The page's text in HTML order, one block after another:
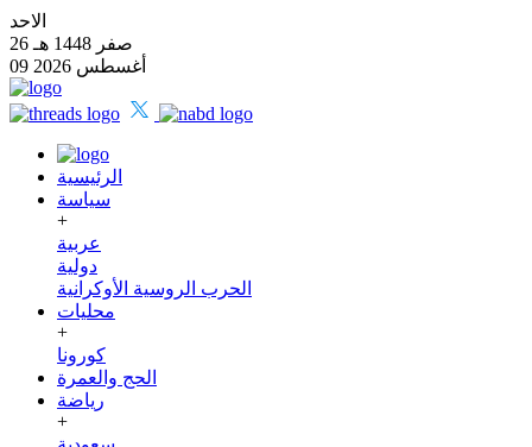
الاحد
26 صفر 1448 هـ
09 أغسطس 2026
الرئيسية
سياسة
+
عربية
دولية
الحرب الروسية الأوكرانية
محليات
+
كورونا
الحج والعمرة
رياضة
+